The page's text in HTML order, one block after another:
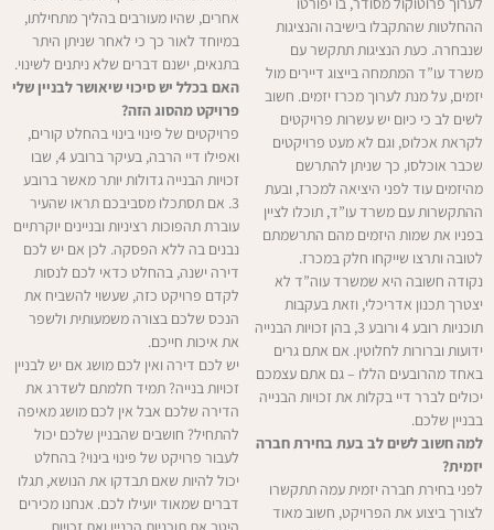
ההחלטות שהתקבלו בישיבה והנציגות
שנבחרה. כעת הנציגות תתקשר עם
משרד עו”ד המתמחה בייצוג דיירים מול
יזמים, על מנת לערוך מכרז יזמים. חשוב
לשים לב כי כיום יש עשרות פרויקטים
לקראת אכלוס, וגם לא מעט פרויקטים
שכבר אוכלסו, כך שניתן להתרשם
מהיזמים עוד לפני היציאה למכרז, ובעת
ההתקשרות עם משרד עו”ד, תוכלו לציין
בפניו את שמות היזמים מהם התרשמתם
לטובה ותרצו שייקחו חלק במכרז.
נקודה חשובה היא שמשרד עוה”ד לא
יצטרך תכנון אדריכלי, וזאת בעקבות
תוכניות רובע 4 ורובע 3, בהן זכויות הבנייה
ידועות וברורות לחלוטין. אם אתם גרים
באחד מהרובעים הללו – גם אתם עצמכם
יכולים לברר דיי בקלות את זכויות הבנייה
בבניין שלכם.
למה חשוב לשים לב בעת בחירת חברה
יזמית?
לפני בחירת חברה יזמית עמה תתקשרו
לצורך ביצוע את הפרויקט, חשוב מאוד
אחרים, שהיו מעורבים בהליך מתחילתו,
במיוחד לאור כך כי לאחר שניתן היתר
בתנאים, ישנם דברים שלא ניתנים לשינוי.
האם בכלל יש סיכוי שיאושר לבניין שלי
פרויקט מהסוג הזה?
פרויקטים של פינוי בינוי בהחלט קורים,
ואפילו דיי הרבה, בעיקר ברובע 4, שבו
זכויות הבנייה גדולות יותר מאשר ברובע
3. אם תסתכלו מסביבכם תראו שהעיר
עוברת תהפוכות רציניות ובניינים יוקרתיים
נבנים בה ללא הפסקה. לכן אם יש לכם
דירה ישנה, בהחלט כדאי לכם לנסות
לקדם פרויקט כזה, שעשוי להשביח את
הנכס שלכם בצורה משמעותית ולשפר
את איכות חייכם.
יש לכם דירה ואין לכם מושג אם יש לבניין
זכויות בנייה? תמיד חלמתם לשדרג את
הדירה שלכם אבל אין לכם מושג מאיפה
להתחיל? חושבים שהבניין שלכם יכול
לעבור פרויקט של פינוי בינוי? בהחלט
יכול להיות שאם תבדקו את הנושא, תגלו
דברים שמאוד יועילו לכם. אנחנו מכירים